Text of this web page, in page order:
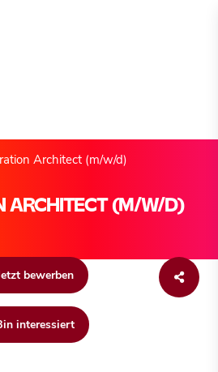
Architect (m/w/d)
ARCHITECT (M/W/D)
bewerben
interessiert